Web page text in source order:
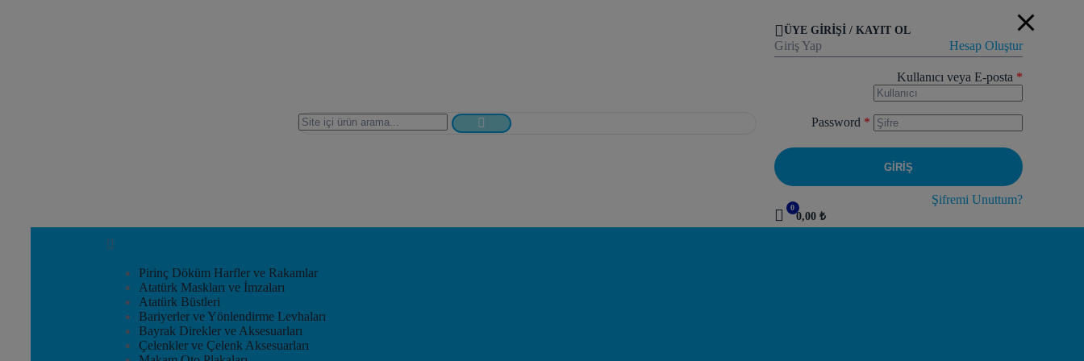
ÜYE GIRIŞI / KAYIT OL
Giriş Yap Hesap Oluştur
Kullanıcı veya E-posta *
Password *
GIRIŞ
Şifremi Unuttum?
0
0,00 ₺
Pirinç Döküm Harfler ve Rakamlar
Atatürk Maskları ve İmzaları
Atatürk Büstleri
Bariyerler ve Yönlendirme Levhaları
Bayrak Direkler ve Aksesuarları
Çelenkler ve Çelenk Aksesuarları